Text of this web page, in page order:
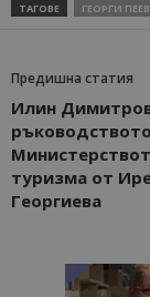
ТАГОВЕ ГЕОРГИ ПЕЕВ
Предишна статия
Илин
туризма от
Георгиева